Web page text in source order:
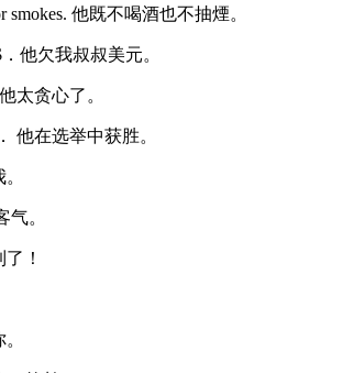
smokes. 他既不喝酒也不抽煙。
他欠我叔叔美元。
太贪心了。
他在选举中获胜。
气。
！